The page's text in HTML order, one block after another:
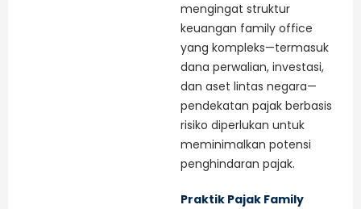
mengingat struktur
keuangan family office
yang kompleks—termasuk
dana perwalian, investasi,
dan aset lintas negara—
pendekatan pajak berbasis
risiko diperlukan untuk
meminimalkan potensi
penghindaran pajak.
Praktik Pajak Family